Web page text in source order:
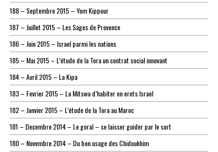
188 – Septembre 2015 – Yom Kippour
187 – Juillet 2015 – Les Sages de Provence
186 – Juin 2015 – Israel parmi les nations
185 – Mai 2015 – L’étude de la Tora un contrat social innovant
184 – Avril 2015 – La Kipa
183 – Fevrier 2015 – La Mitswa d’habiter en erets Israel
182 – Janvier 2015 – L’étude de la Tora au Maroc
181 – Decembre 2014 – Le goral – se laisser guider par le sort
180 – Novembre 2014 – Du bon usage des Chidoukhim